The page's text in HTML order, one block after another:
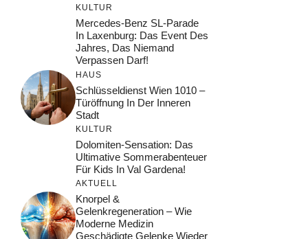
KULTUR
Mercedes-Benz SL-Parade
In Laxenburg: Das Event Des
Jahres, Das Niemand
Verpassen Darf!
HAUS
Schlüsseldienst Wien 1010 –
Türöffnung In Der Inneren
Stadt
KULTUR
Dolomiten-Sensation: Das
Ultimative Sommerabenteuer
Für Kids In Val Gardena!
AKTUELL
Knorpel &
Gelenkregeneration – Wie
Moderne Medizin
Geschädigte Gelenke Wieder